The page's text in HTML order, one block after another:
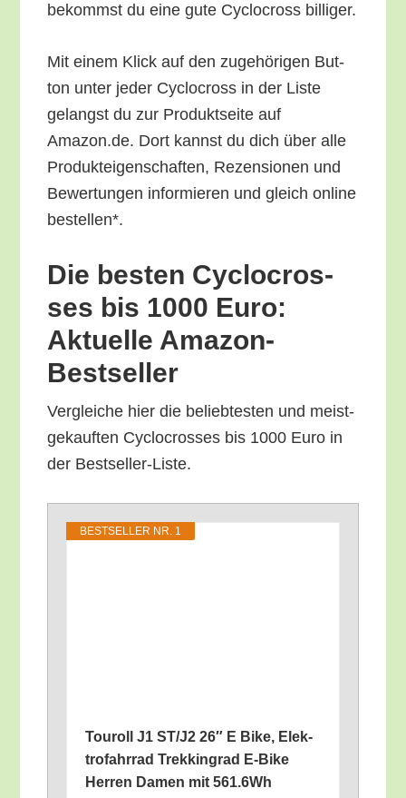
bekommst du eine gute Cyclo­cross billiger.
Mit einem Klick auf den zuge­hö­ri­gen But­
ton unter jeder Cyclo­cross in der Lis­te
gelangst du zur Pro­dukt­sei­te auf
Amazon.de. Dort kannst du dich über alle
Pro­duk­tei­gen­schaf­ten, Rezen­sio­nen und
Bewer­tun­gen infor­mie­ren und gleich online
bestellen*.
Die bes­ten Cyclo­cros­
ses bis 1000 Euro:
Aktu­el­le Amazon-
Bestseller
Ver­glei­che hier die belieb­tes­ten und meist­
ge­kauf­ten Cyclo­cros­ses bis 1000 Euro in
der Bestseller-Liste.
BEST­SEL­LER NR. 1
Tou­roll J1 ST/​J2 26″ E Bike, Elek­
tro­fahr­rad Trek­king­rad E‑Bike
Her­ren Damen mit 561.6Wh